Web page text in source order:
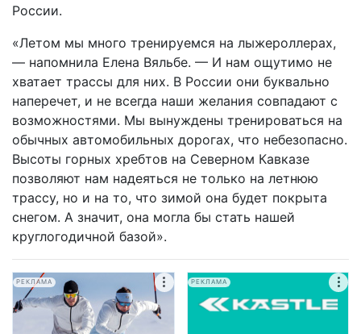
России.
«Летом мы много тренируемся на лыжероллерах,
— напомнила Елена Вяльбе. — И нам ощутимо не
хватает трассы для них. В России они буквально
наперечет, и не всегда наши желания совпадают с
возможностями. Мы вынуждены тренироваться на
обычных автомобильных дорогах, что небезопасно.
Высоты горных хребтов на Северном Кавказе
позволяют нам надеяться не только на летнюю
трассу, но и на то, что зимой она будет покрыта
снегом. А значит, она могла бы стать нашей
круглогодичной базой».
РЕКЛАМА РЕКЛАМА